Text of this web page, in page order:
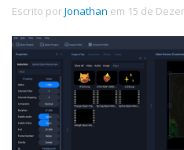
Escrito porJonathan em 15 de